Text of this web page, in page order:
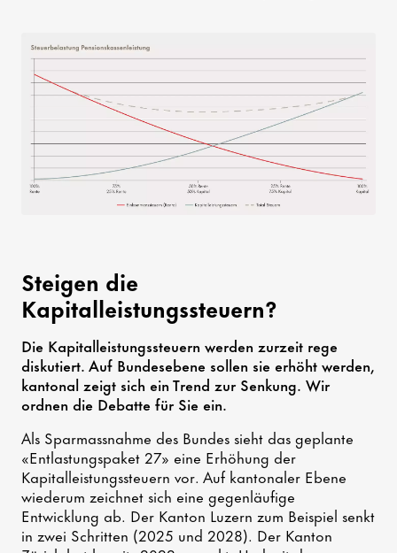
Steigen die
Kapitalleistungssteuern?
Die Kapitalleistungssteuern werden zurzeit rege
diskutiert. Auf Bundesebene sollen sie erhöht werden,
kantonal zeigt sich ein Trend zur Senkung. Wir
ordnen die Debatte für Sie ein.
Als Sparmassnahme des Bundes sieht das geplante
«Entlastungspaket 27» eine Erhöhung der
Kapitalleistungssteuern vor. Auf kantonaler Ebene
wiederum zeichnet sich eine gegenläufige
Entwicklung ab. Der Kanton Luzern zum Beispiel senkt
in zwei Schritten (2025 und 2028). Der Kanton